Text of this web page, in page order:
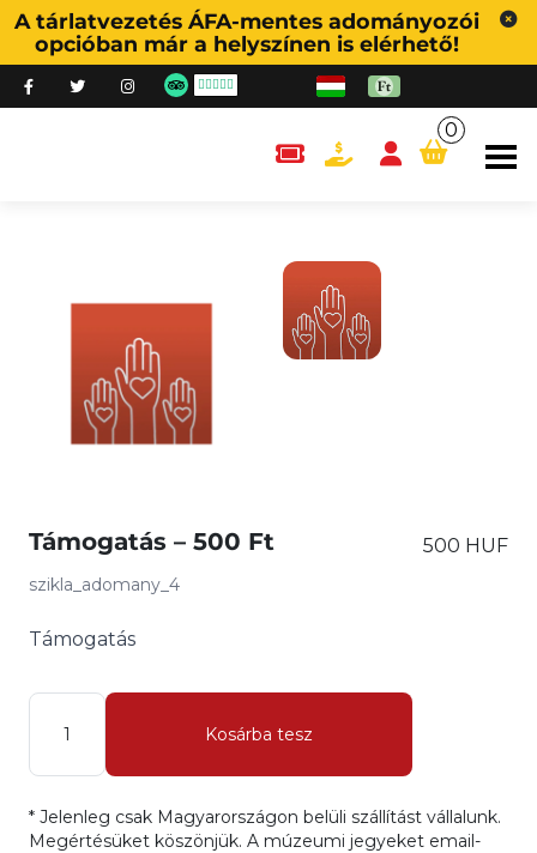
A tárlatvezetés ÁFA-mentes adományozói
opcióban már a helyszínen is elérhető!
content.cart
0
Támogatás – 500 Ft 500 HUF
szikla_adomany_4
Támogatás
Mennyiség
Kosárba tesz
* Jelenleg csak Magyarországon belüli szállítást vállalunk.
Megértésüket köszönjük. A múzeumi jegyeket email-